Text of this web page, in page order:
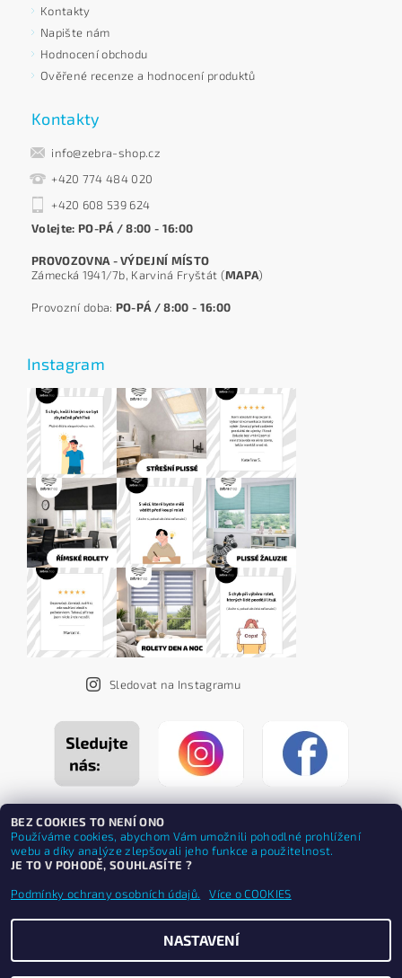
Kontakty
Napište nám
Hodnocení obchodu
Ověřené recenze a hodnocení produktů
Kontakty
info@zebra-shop.cz
+420 774 484 020
+420 608 539 624
Volejte: PO-PÁ / 8:00 - 16:00
PROVOZOVNA - VÝDEJNÍ MÍSTO
Zámecká 1941/7b, Karviná Fryštát (MAPA)
Provozní doba: PO-PÁ / 8:00 - 16:00
Instagram
Sledovat na Instagramu
2026 ©ZEBRASHOP®, všechna práva vyhrazenaUpravit nastavení cookies
BEZ COOKIES TO NENÍ ONO
Používáme cookies, abychom Vám umožnili pohodlné prohlížení
webu a díky analýze zlepšovali jeho funkce a použitelnost.
JE TO V POHODĚ, SOUHLASÍTE ?
Podmínky ochrany osobních údajů.
Více o COOKIES
NASTAVENÍ